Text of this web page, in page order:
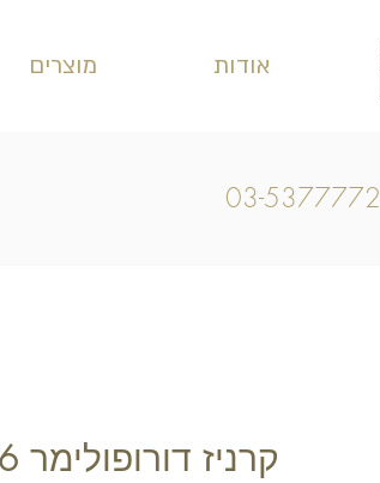
אודות מוצרים
03-5377772
קרניז דורופולימר CX176